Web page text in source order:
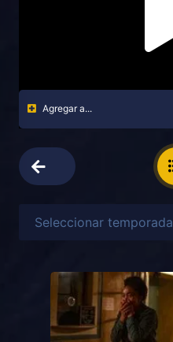
Agregar a...
Seleccionar temporada